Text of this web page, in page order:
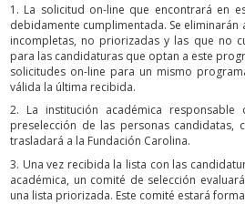
1. La solicitud on-line que encontrará en
debidamente cumplimentada. Se eliminarán
incompletas, no priorizadas y las que no
para las candidaturas que optan a este
solicitudes on-line para un mismo
válida la última recibida.
2. La institución académica
preselección de las personas candidatas,
trasladará a la Fundación Carolina.
3. Una vez recibida la lista con las
académica, un comité de selección
una lista priorizada. Este comité estará